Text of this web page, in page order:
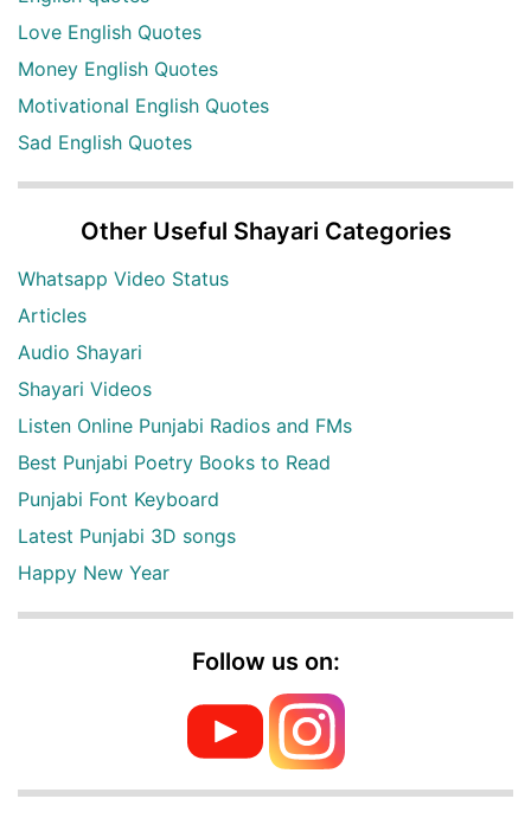
Love English Quotes
Money English Quotes
Motivational English Quotes
Sad English Quotes
Other Useful Shayari Categories
Whatsapp Video Status
Articles
Audio Shayari
Shayari Videos
Listen Online Punjabi Radios and FMs
Best Punjabi Poetry Books to Read
Punjabi Font Keyboard
Latest Punjabi 3D songs
Happy New Year
Follow us on: